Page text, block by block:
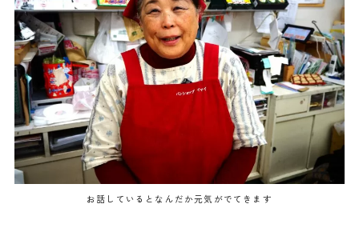
お話しているとなんだか元気がでてきます